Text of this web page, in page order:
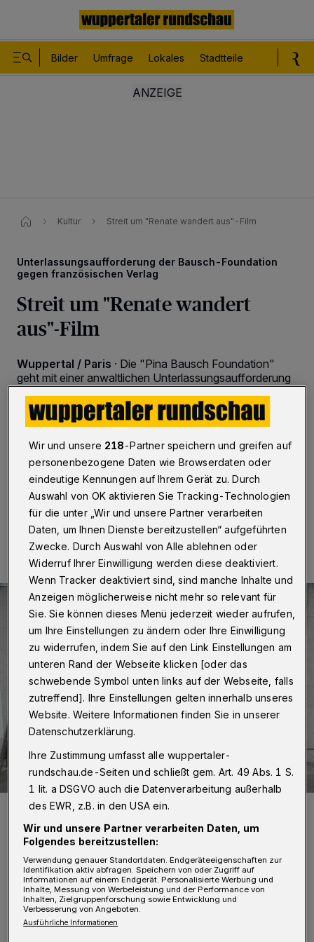
Bilder Umfrage Lokales Stadtteile
Kultur Streit um "Renate wandert aus"-Film
Unterlassungsaufforderung der Bausch-Foundation
gegen französischen Verlag
Streit um "Renate wandert
aus"-Film
Wuppertal / Paris · Die "Pina Bausch Foundation"
geht mit einer anwaltlichen Unterlassungsaufforderung
Editeur" vor. Dabei geht es um die kommerzielle
Verwertung und den Vertrieb des Films "Renate
Aufführungen des Bausch-Stücks basiert, sowie
künftiger Filme.
31.05.2016 , 11:13 Uhr 2 Minuten Lesezeit
Salomon Bausch mit Tänzerin Barbara Kaufmann.
D ie Bausch-Foundation will damit auch
Wir und unsere 218-Partner speichern und greifen auf
personenbezogene Daten wie Browserdaten oder
eindeutige Kennungen auf Ihrem Gerät zu. Durch
Auswahl von OK aktivieren Sie Tracking-Technologien
für die unter „Wir und unsere Partner verarbeiten
Daten, um Ihnen Dienste bereitzustellen“ aufgeführten
Zwecke. Durch Auswahl von Alle ablehnen oder
Widerruf Ihrer Einwilligung werden diese deaktiviert.
Wenn Tracker deaktiviert sind, sind manche Inhalte und
Anzeigen möglicherweise nicht mehr so relevant für
Sie. Sie können dieses Menü jederzeit wieder aufrufen,
um Ihre Einstellungen zu ändern oder Ihre Einwilligung
zu widerrufen, indem Sie auf den Link Einstellungen am
unteren Rand der Webseite klicken [oder das
schwebende Symbol unten links auf der Webseite, falls
zutreffend]. Ihre Einstellungen gelten innerhalb unseres
Website. Weitere Informationen finden Sie in unserer
Datenschutzerklärung.
Ihre Zustimmung umfasst alle wuppertaler-
rundschau.de-Seiten und schließt gem. Art. 49 Abs. 1 S.
1 lit. a DSGVO auch die Datenverarbeitung außerhalb
des EWR, z.B. in den USA ein.
Wir und unsere Partner verarbeiten Daten, um
Folgendes bereitzustellen:
Verwendung genauer Standortdaten. Endgeräteeigenschaften zur
Identifikation aktiv abfragen. Speichern von oder Zugriff auf
Informationen auf einem Endgerät. Personalisierte Werbung und
Inhalte, Messung von Werbeleistung und der Performance von
Inhalten, Zielgruppenforschung sowie Entwicklung und
Verbesserung von Angeboten.
Ausführliche Informationen